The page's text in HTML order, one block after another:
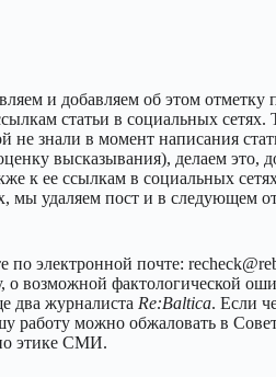
и добавляем об этом отметку
статьи в социальных сетях.
не знали в момент написания
высказывания), делаем это,
к ее ссылкам в социальных
мы удаляем пост и в следующем
электронной почте:
возможной фактологической
два журналиста Re:Baltica. Если
работу можно обжаловать в
этике СМИ.